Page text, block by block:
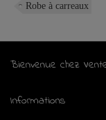
Robe à carreaux
Bienvenue chez
Informations